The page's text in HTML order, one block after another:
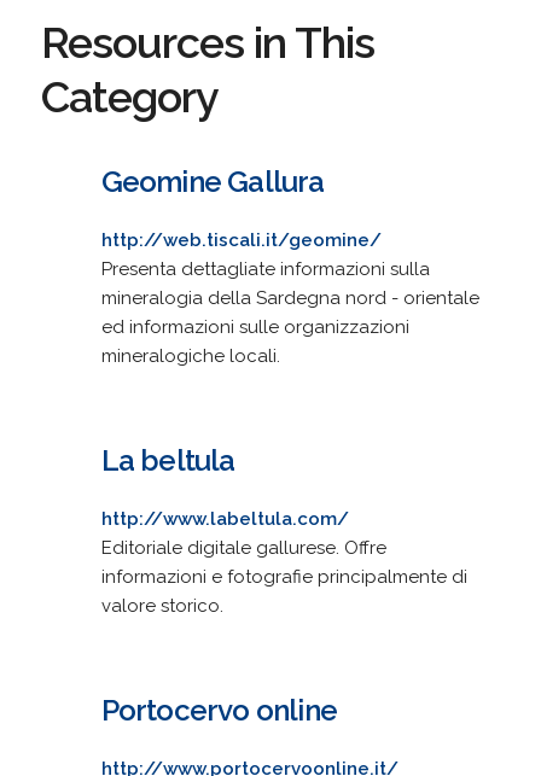
Resources in This
Category
Geomine Gallura
http://web.tiscali.it/geomine/
Presenta dettagliate informazioni sulla
mineralogia della Sardegna nord - orientale
ed informazioni sulle organizzazioni
mineralogiche locali.
La beltula
http://www.labeltula.com/
Editoriale digitale gallurese. Offre
informazioni e fotografie principalmente di
valore storico.
Portocervo online
http://www.portocervoonline.it/